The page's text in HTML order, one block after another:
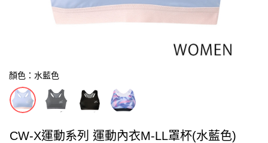
顏色：水藍色
CW-X運動系列 運動內衣M-LL罩杯(水藍色)